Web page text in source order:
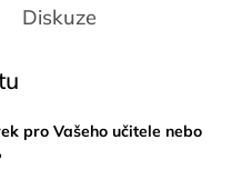
Diskuze
pro Vašeho učitele nebo